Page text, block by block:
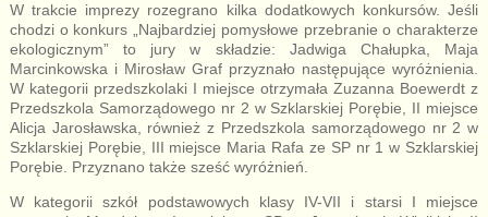
W trakcie imprezy rozegrano kilka dodatkowych konkursów. Jeśli
chodzi o konkurs „Najbardziej pomysłowe przebranie o charakterze
ekologicznym” to jury w składzie: Jadwiga Chałupka, Maja
Marcinkowska i Mirosław Graf przyznało następujące wyróżnienia.
W kategorii przedszkolaki I miejsce otrzymała Zuzanna Boewerdt z
Przedszkola Samorządowego nr 2 w Szklarskiej Porębie, II miejsce
Alicja Jarosławska, również z Przedszkola samorządowego nr 2 w
Szklarskiej Porębie, III miejsce Maria Rafa ze SP nr 1 w Szklarskiej
Porębie. Przyznano także sześć wyróżnień.
W kategorii szkół podstawowych klasy IV-VII i starsi I miejsce